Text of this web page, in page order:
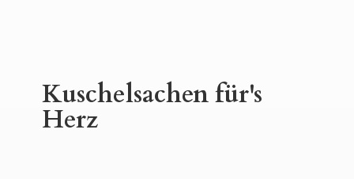
Kuschelsachen für's
Herz